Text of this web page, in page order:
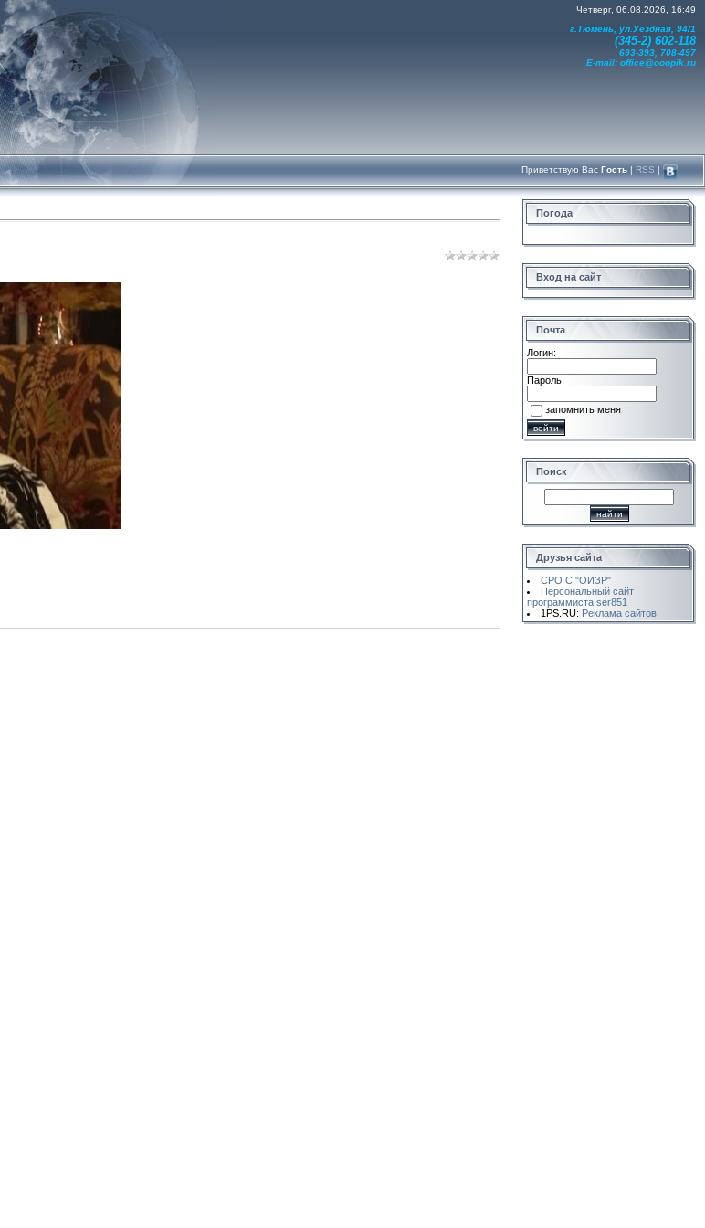
Четверг, 06.08.2026, 16:49
г.Тюмень, ул.Уездная, 94/1
(345-2) 602-118
693-393, 708-497
E-mail: office@ooopik.ru
Приветствую Вас Гость | RSS |
Погода
Вход на сайт
Почта
Логин:
Пароль:
запомнить меня
Поиск
Друзья сайта
СРО С "ОИЗР"
Персональный сайт
программиста ser851
1PS.RU: Реклама сайтов